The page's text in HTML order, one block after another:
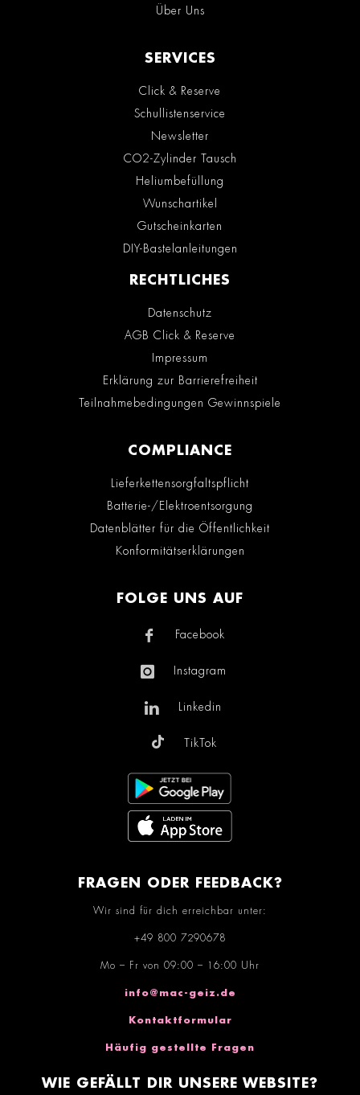
Über Uns
SERVICES
Click & Reserve
Schullistenservice
Newsletter
CO2-Zylinder Tausch
Heliumbefüllung
Wunschartikel
Gutscheinkarten
DIY-Bastelanleitungen
RECHTLICHES
Datenschutz
AGB Click & Reserve
Impressum
Erklärung zur Barrierefreiheit
Teilnahmebedingungen Gewinnspiele
COMPLIANCE
Lieferkettensorgfaltspflicht
Batterie-/Elektroentsorgung
Datenblätter für die Öffentlichkeit
Konformitätserklärungen
FOLGE UNS AUF
Facebook
Instagram
Linkedin
TikTok
FRAGEN ODER FEEDBACK?
Wir sind für dich erreichbar unter:
+49 800 7290678
Mo – Fr von 09:00 – 16:00 Uhr
info@mac-geiz.de
Kontaktformular
Häufig gestellte Fragen
WIE GEFÄLLT DIR UNSERE WEBSITE?